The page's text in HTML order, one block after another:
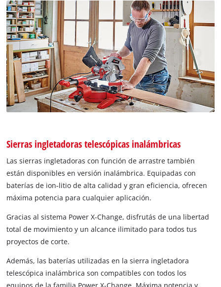
Sierras ingletadoras telescópicas inalámbricas
Las sierras ingletadoras con función de arrastre también
están disponibles en versión inalámbrica. Equipadas con
baterías de ion-litio de alta calidad y gran eficiencia, ofrecen
máxima potencia para cualquier aplicación.
Gracias al sistema Power X-Change, disfrutás de una libertad
total de movimiento y un alcance ilimitado para todos tus
proyectos de corte.
Además, las baterías utilizadas en la sierra ingletadora
telescópica inalámbrica son compatibles con todos los